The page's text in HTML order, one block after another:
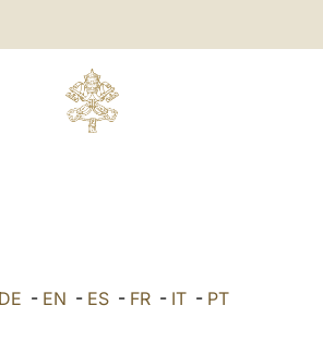
DE - EN - ES - FR - IT - PT